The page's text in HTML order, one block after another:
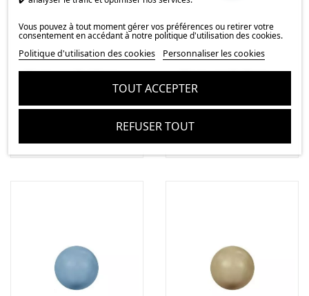
turquoise
0,22 €
Vous pouvez à tout moment gérer vos préférences ou retirer votre
consentement en accédant à notre politique d'utilisation des cookies.
Politique d'utilisation des cookies
Personnaliser les cookies
REFUSER TOUT
TOUT ACCEPTER